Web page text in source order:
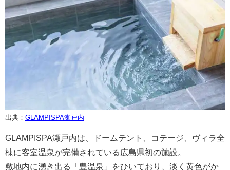
出典： GLAMPISPA瀬戸内
GLAMPISPA瀬戸内は、ドームテント、コテージ、ヴィラ全
棟に客室温泉が完備されている広島県初の施設。
敷地内に湧き出る「豊温泉」をひいており、淡く黄色がか